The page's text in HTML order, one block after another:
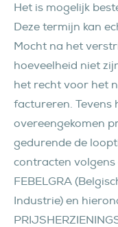
Het is mogelijk
Deze termijn kan
Mocht na het
hoeveelheid niet
het recht voor het
factureren. Tevens
overeengekomen
gedurende de
contracten
FEBELGRA
Industrie) en